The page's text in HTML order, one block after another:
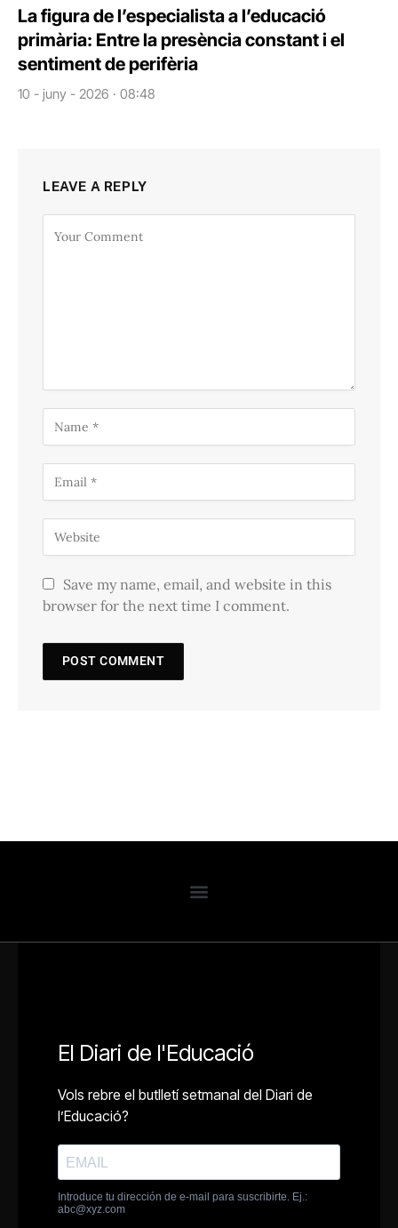
La figura de l’especialista a l’educació
primària: Entre la presència constant i el
sentiment de perifèria
10 - juny - 2026 · 08:48
LEAVE A REPLY
Save my name, email, and website in this
browser for the next time I comment.